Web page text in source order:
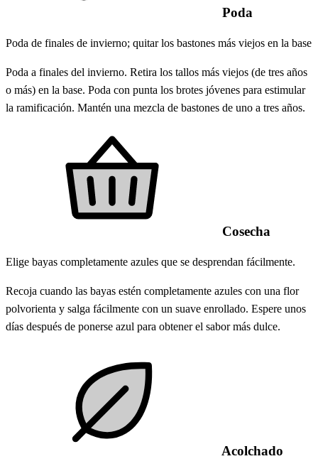
Poda
Poda de finales de invierno; quitar los bastones más viejos en la base
Poda a finales del invierno. Retira los tallos más viejos (de tres años
o más) en la base. Poda con punta los brotes jóvenes para estimular
la ramificación. Mantén una mezcla de bastones de uno a tres años.
Cosecha
Elige bayas completamente azules que se desprendan fácilmente.
Recoja cuando las bayas estén completamente azules con una flor
polvorienta y salga fácilmente con un suave enrollado. Espere unos
días después de ponerse azul para obtener el sabor más dulce.
Acolchado